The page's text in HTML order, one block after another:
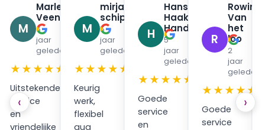
M
Marleen
Veenendaal
✓
6
jaar
geleden
★★★★★
Uitstekende
service
en
vriendelijke
M
mirjam
schippers
5
jaar
geleden
★★★★★
Keurig
werk,
flexibel
qua
H
Hans
Haak
Handpan
5
jaar
geleden
★★★★★
Goede
service
en
R
Rowin
Van
het
loo
2
jaar
geleden
★★★★★
Goede
service
‹ ›